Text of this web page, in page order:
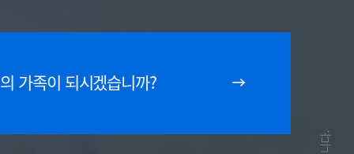
가족이 되시겠습니까?